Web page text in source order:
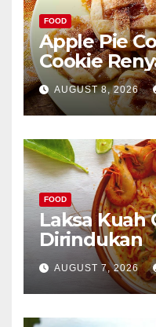
FOOD
Apple Pie
Cookie
AUGUST 8, 2026
FOOD
Laksa Kuah
Dirindukan
AUGUST 7, 2026